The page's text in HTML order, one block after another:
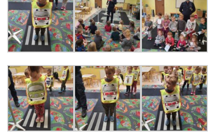
DEKLARACJA DOSTĘPNOŚCI
NASZA KONCEPCJA
ROCZNY PLAN PRACY